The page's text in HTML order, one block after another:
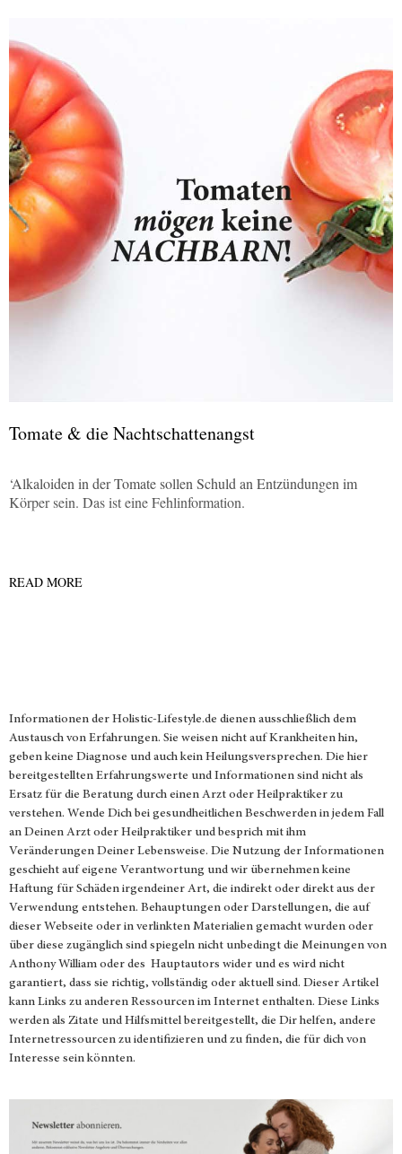
Tomate & die Nachtschattenangst
‘Alkaloiden in der Tomate sollen Schuld an Entzündungen im
Körper sein. Das ist eine Fehlinformation.
READ MORE
Informationen der Holistic-Lifestyle.de dienen ausschließlich dem
Austausch von Erfahrungen. Sie weisen nicht auf Krankheiten hin,
geben keine Diagnose und auch kein Heilungsversprechen. Die hier
bereitgestellten Erfahrungswerte und Informationen sind nicht als
Ersatz für die Beratung durch einen Arzt oder Heilpraktiker zu
verstehen. Wende Dich bei gesundheitlichen Beschwerden in jedem Fall
an Deinen Arzt oder Heilpraktiker und besprich mit ihm
Veränderungen Deiner Lebensweise. Die Nutzung der Informationen
geschieht auf eigene Verantwortung und wir übernehmen keine
Haftung für Schäden irgendeiner Art, die indirekt oder direkt aus der
Verwendung entstehen. Behauptungen oder Darstellungen, die auf
dieser Webseite oder in verlinkten Materialien gemacht wurden oder
über diese zugänglich sind spiegeln nicht unbedingt die Meinungen von
Anthony William oder des Hauptautors wider und es wird nicht
garantiert, dass sie richtig, vollständig oder aktuell sind. Dieser Artikel
kann Links zu anderen Ressourcen im Internet enthalten. Diese Links
werden als Zitate und Hilfsmittel bereitgestellt, die Dir helfen, andere
Internetressourcen zu identifizieren und zu finden, die für dich von
Interesse sein könnten.